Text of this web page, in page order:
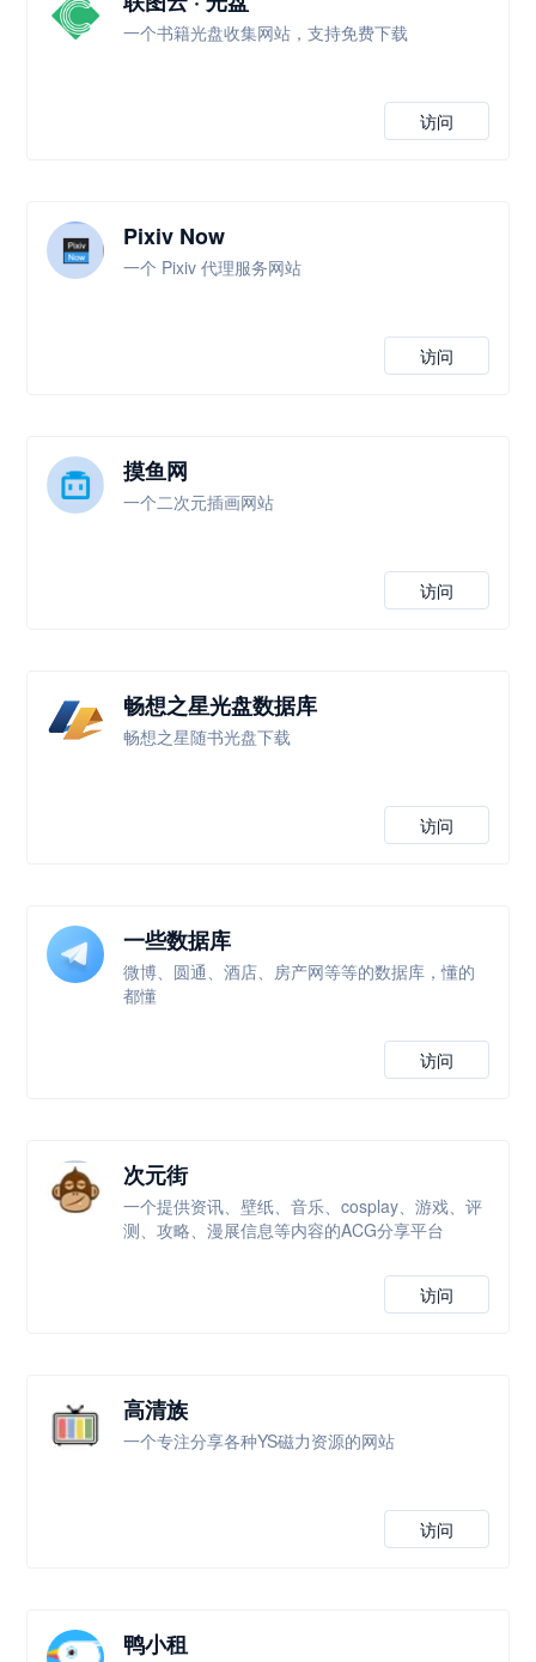
一个书籍光盘收集网站，支持免费下载
访问
Pixiv Now
一个 Pixiv 代理服务网站
访问
摸鱼网
一个二次元插画网站
访问
畅想之星光盘数据库
畅想之星随书光盘下载
访问
一些数据库
微博、圆通、酒店、房产网等等的数据库，懂的
都懂
访问
次元街
一个提供资讯、壁纸、音乐、cosplay、游戏、评
测、攻略、漫展信息等内容的ACG分享平台
访问
高清族
一个专注分享各种YS磁力资源的网站
访问
鸭小租